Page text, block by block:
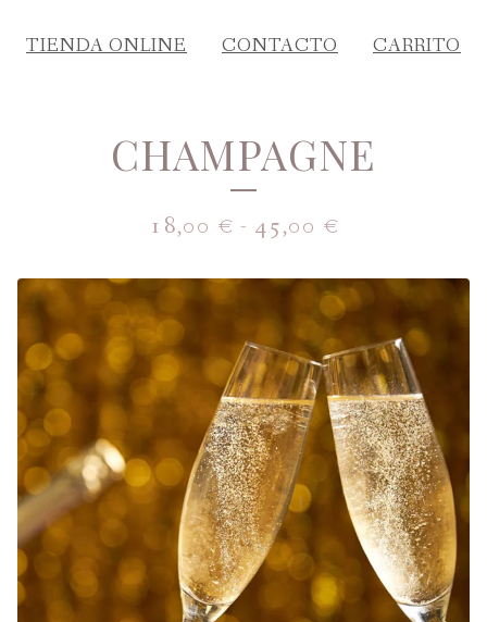
TIENDA ONLINE CONTACTO CARRITO
CHAMPAGNE
18,00 € - 45,00 €